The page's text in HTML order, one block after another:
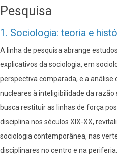
Pesquisa
1. Sociologia: teoria e
A linha de pesquisa abrange
explicativos da sociologia, em
perspectiva comparada, e a
nucleares à inteligibilidade da
busca restituir as linhas de força
disciplina nos séculos XIX-XX,
sociologia contemporânea, nas
disciplinares no centro e na